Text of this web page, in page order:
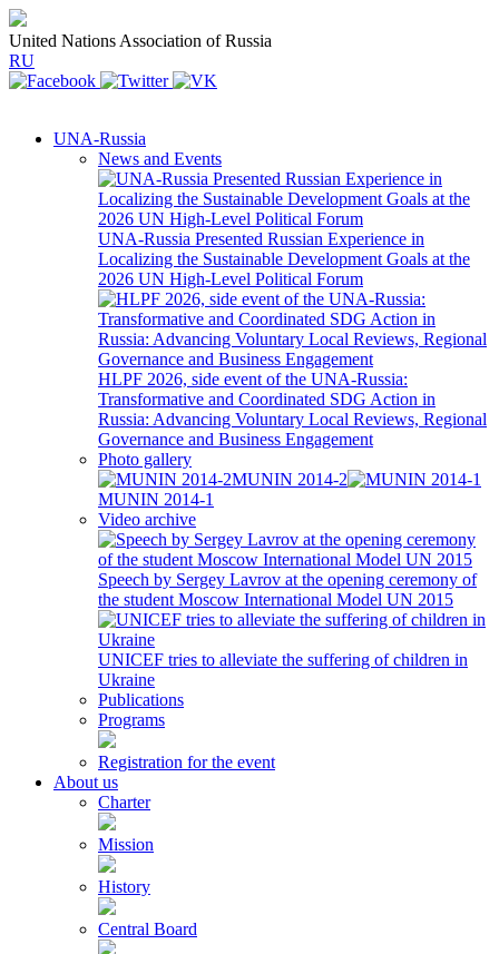
United Nations Association of Russia
RU
UNA-Russia
News and Events
UNA-Russia Presented Russian Experience in
Localizing the Sustainable Development Goals at the
2026 UN High-Level Political Forum
HLPF 2026, side event of the UNA-Russia:
Transformative and Coordinated SDG Action in
Russia: Advancing Voluntary Local Reviews, Regional
Governance and Business Engagement
Photo gallery
MUNIN 2014-2
MUNIN 2014-1
Video archive
Speech by Sergey Lavrov at the opening ceremony of
the student Moscow International Model UN 2015
UNICEF tries to alleviate the suffering of children in
Ukraine
Publications
Programs
Registration for the event
About us
Charter
Mission
History
Central Board